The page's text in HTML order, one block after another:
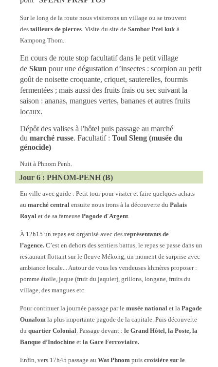
Sur le long de la route nous visiterons un village ou se trouvent
destailleurs de pierres. Visite du site deSambor Prei kuk à
Kampong Thom.
En cours de route stop facultatif dans le petit village
deSkunpour une dégustation d’insectes : scorpion au petit
goût de noisette croquante, criquet, sauterelles, fourmis
fermentées ; mais aussi des fruits frais ou sec suivant la
saison : ananas, mangues vertes, bananes et autres fruits
locaux.
Dépôt des valises à l'hôtel puis passage au marché
dumarché russe. Facultatif :Toul Sleng (musée du
génocide)
Nuit à Phnom Penh.
Jour 6 : PHNOM-PENH (B)
En ville avec guide : Petit tour pour visiter et faire quelques achats
aumarché central ensuite nous irons à la découverte duPalais
Royal et de sa fameusePagode d'Argent.
À 12h15 un repas est organisé avec desreprésentants de
l’agence.C’est en dehors des sentiers battus, le repas se passe dans un
restaurant flottant sur le fleuve Mékong, un moment de surprise avec
ambiance locale... Autour de vous les vendeuses khmères proposer :
pomme étoile, jaque (fruit du jaquier), grillons, longane, fruits du
village, des mangues etc.
Pour continuer la journée passage par lemusée national et laPagode
Ounalom la plus importante pagode de la capitale. Puis découverte
duquartier Colonial. Passage devant :le Grand Hôtel, la Poste, la
Banque d’Indochineet la Gare Ferroviaire.
Enfin, vers 17h45 passage auWat Phnom puiscroisière sur le